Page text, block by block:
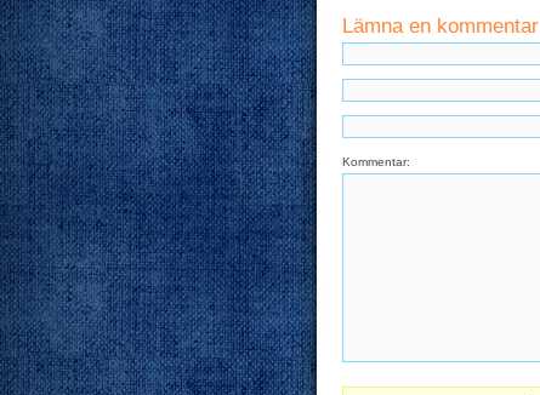
Lämna en kommentar
Kommentar: